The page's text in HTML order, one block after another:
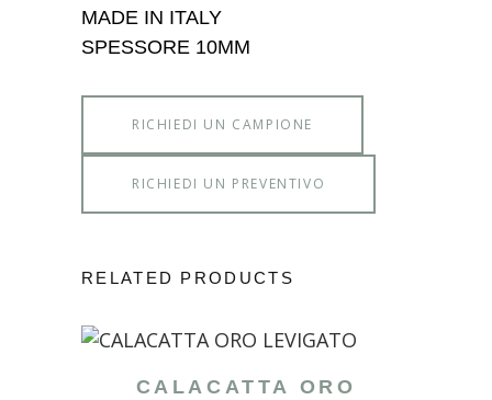
MADE IN ITALY
SPESSORE 10MM
RICHIEDI UN CAMPIONE
RICHIEDI UN PREVENTIVO
RELATED PRODUCTS
CALACATTA ORO